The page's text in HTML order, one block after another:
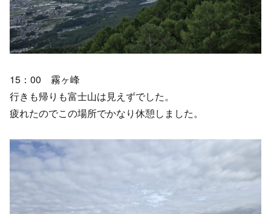
15：00 霧ヶ峰
行きも帰りも富士山は見えずでした。
疲れたのでこの場所でかなり休憩しました。